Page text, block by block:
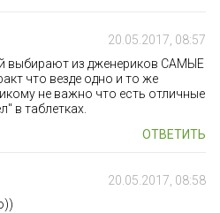
20.05.2017, 08:57
выбирают из дженериков САМЫЕ
что везде одно и то же
не важно что есть отличные
в таблетках.
ОТВЕТИТЬ
20.05.2017, 08:58